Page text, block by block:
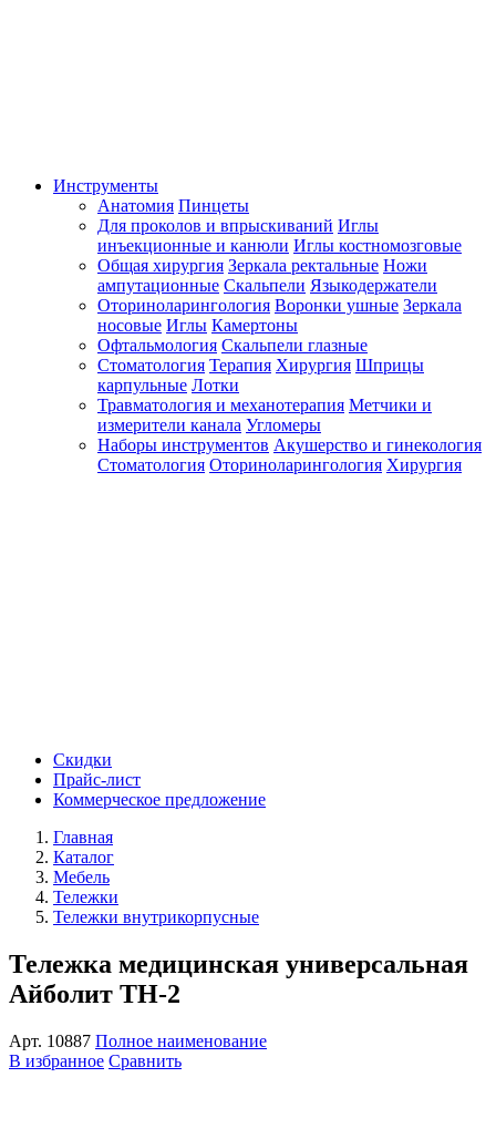
Инструменты
Анатомия Пинцеты
Для проколов и впрыскиваний Иглы
инъекционные и канюли Иглы костномозговые
Общая хирургия Зеркала ректальные Ножи
ампутационные Скальпели Языкодержатели
Оториноларингология Воронки ушные Зеркала
носовые Иглы Камертоны
Офтальмология Скальпели глазные
Стоматология Терапия Хирургия Шприцы
карпульные Лотки
Травматология и механотерапия Метчики и
измерители канала Угломеры
Наборы инструментов Акушерство и гинекология
Стоматология Оториноларингология Хирургия
Скидки
Прайс-лист
Коммерческое предложение
Главная
Каталог
Мебель
Тележки
Тележки внутрикорпусные
Тележка медицинская универсальная
Айболит ТН-2
Арт. 10887 Полное наименование
В избранное Сравнить